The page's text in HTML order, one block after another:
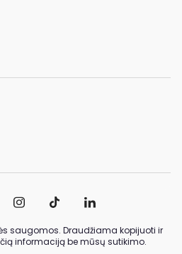
saugomos. Draudžiama kopijuoti ir
informaciją be mūsų sutikimo.